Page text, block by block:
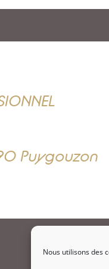
Nous utilisons des
Puygouzon